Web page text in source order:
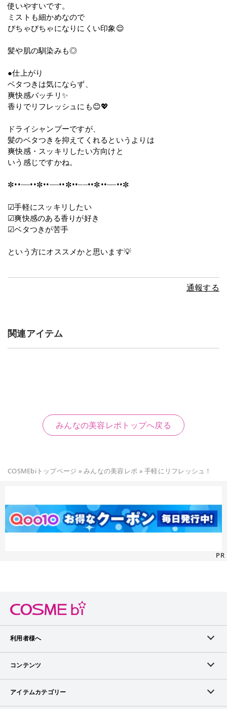
使いやすいです。
ミストも細かめなので
びちゃびちゃになりにくい印象😌
髪や肌の馴染みも◎
●仕上がり
ベタつきは気にならず、
爽快感バッチリ✨
香りでリフレッシュにも😊💖
ドライシャンプーですが、
髪のベタつきを抑えてくれるというよりは
爽快感・スッキリしたい方向けと
いう感じですかね。
✼••┈┈••✼••┈┈••✼••┈┈••✼••┈┈••✼
☑︎手軽にスッキリしたい
☑︎爽快感のある香りが好き
☑︎ベタつきが苦手
という方にオススメかと思います💡
通報する
関連アイテム
みんなの美容レポトップへ戻る
COSMEbiトップページ »みんなの美容レポ »手軽にリフレッシュ！
PR
利用者様へ
メンバーログイン
コンテンツ
ランキング
アイテムカテゴリー